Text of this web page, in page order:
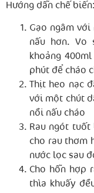
Hướng dẫn chế biến:
Gạo ngâm
nấu hơn. Vo
khoảng
phút để cháo
Thịt heo nạc
với một chút
nồi nấu cháo
Rau ngót tuốt
cho rau thơm
nước lọc sau
Cho hỗn hợp
thìa khuấy